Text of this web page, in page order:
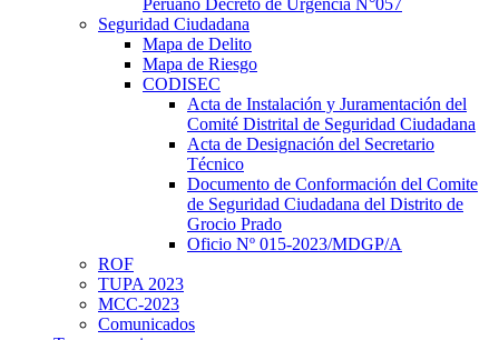
Seguridad Ciudadana
Mapa de Delito
Mapa de Riesgo
CODISEC
Acta de Instalación y Juramentación del
Comité Distrital de Seguridad Ciudadana
Acta de Designación del Secretario
Técnico
Documento de Conformación del Comite
de Seguridad Ciudadana del Distrito de
Grocio Prado
Oficio Nº 015-2023/MDGP/A
ROF
TUPA 2023
MCC-2023
Comunicados